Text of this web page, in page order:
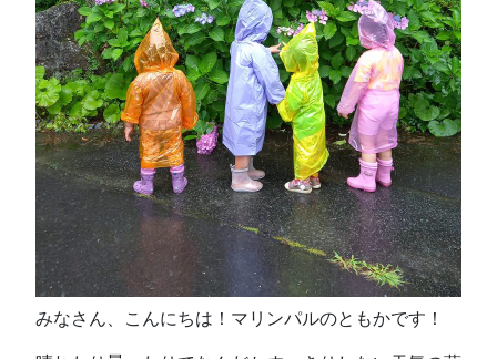
みなさん、こんにちは！マリンパルのともかです！